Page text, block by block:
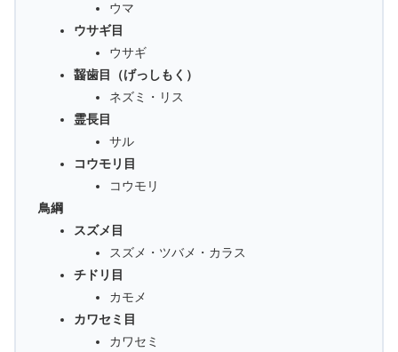
ウマ
ウサギ目
ウサギ
齧歯目（げっしもく）
ネズミ・リス
霊長目
サル
コウモリ目
コウモリ
鳥綱
スズメ目
スズメ・ツバメ・カラス
チドリ目
カモメ
カワセミ目
カワセミ